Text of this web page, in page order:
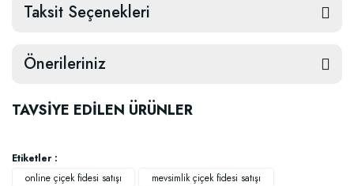
Taksit Seçenekleri
Önerileriniz
TAVSİYE EDİLEN ÜRÜNLER
Etiketler :
online çiçek fidesi satışı
mevsimlik çiçek fidesi satışı